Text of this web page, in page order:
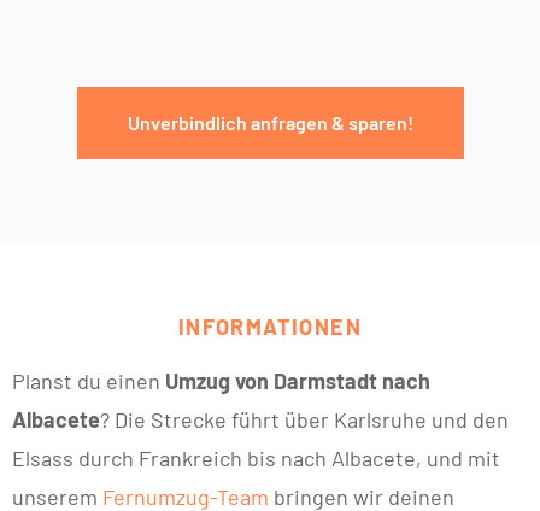
Unverbindlich anfragen & sparen!
INFORMATIONEN
Planst du einen Umzug von Darmstadt nach
Albacete? Die Strecke führt über Karlsruhe und den
Elsass durch Frankreich bis nach Albacete, und mit
unserem Fernumzug-Team bringen wir deinen